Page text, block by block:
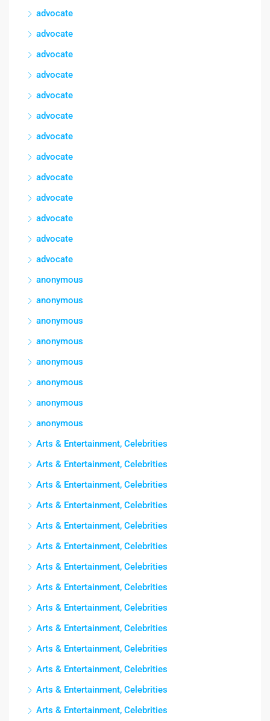
advocate
advocate
advocate
advocate
advocate
advocate
advocate
advocate
advocate
advocate
advocate
advocate
advocate
anonymous
anonymous
anonymous
anonymous
anonymous
anonymous
anonymous
anonymous
Arts & Entertainment, Celebrities
Arts & Entertainment, Celebrities
Arts & Entertainment, Celebrities
Arts & Entertainment, Celebrities
Arts & Entertainment, Celebrities
Arts & Entertainment, Celebrities
Arts & Entertainment, Celebrities
Arts & Entertainment, Celebrities
Arts & Entertainment, Celebrities
Arts & Entertainment, Celebrities
Arts & Entertainment, Celebrities
Arts & Entertainment, Celebrities
Arts & Entertainment, Celebrities
Arts & Entertainment, Celebrities